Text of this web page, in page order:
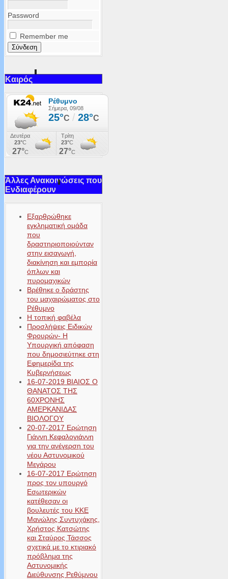
Password
Remember me
Καιρός
Άλλες Ανακοινώσεις που
Ενδιαφέρουν
Εξαρθρώθηκε
εγκληματική ομάδα
που
δραστηριοποιούνταν
στην εισαγωγή,
διακίνηση και εμπορία
όπλων και
πυρομαχικών
Βρέθηκε ο δράστης
του μαχαιρώματος στο
Ρέθυμνο
Η τοπική φαβέλα
Προσλήψεις Ειδικών
Φρουρών- Η
Υπουργική απόφαση
που δημοσιεύτηκε στη
Εφημερίδα της
Κυβερνήσεως
16-07-2019 ΒΙΑΙΟΣ Ο
ΘΑΝΑΤΟΣ ΤΗΣ
60ΧΡΟΝΗΣ
ΑΜΕΡΚΑΝΙΔΑΣ
ΒΙΟΛΟΓΟΥ
20-07-2017 Ερώτηση
Γιάννη Κεφαλογιάννη
για την ανέγερση του
νέου Αστυνομικού
Μεγάρου
16-07-2017 Ερώτηση
προς τον υπουργό
Εσωτερικών
κατέθεσαν οι
βουλευτές του ΚΚΕ
Μανώλης Συντυχάκης,
Χρήστος Κατσώτης
και Σταύρος Τάσσος
σχετικά με το κτιριακό
πρόβλημα της
Αστυνομικής
Διεύθυνσης Ρεθύμνου